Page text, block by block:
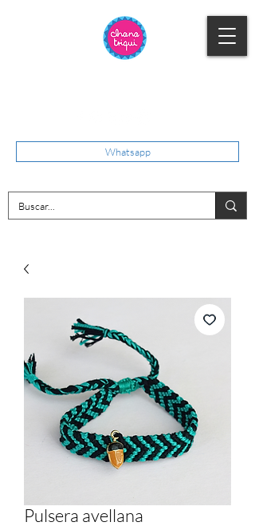
Whatsapp
Pulsera avellana